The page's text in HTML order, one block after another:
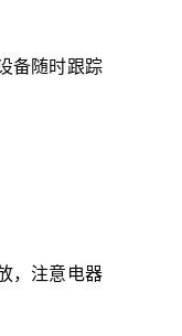
备随时跟踪
，注意电器